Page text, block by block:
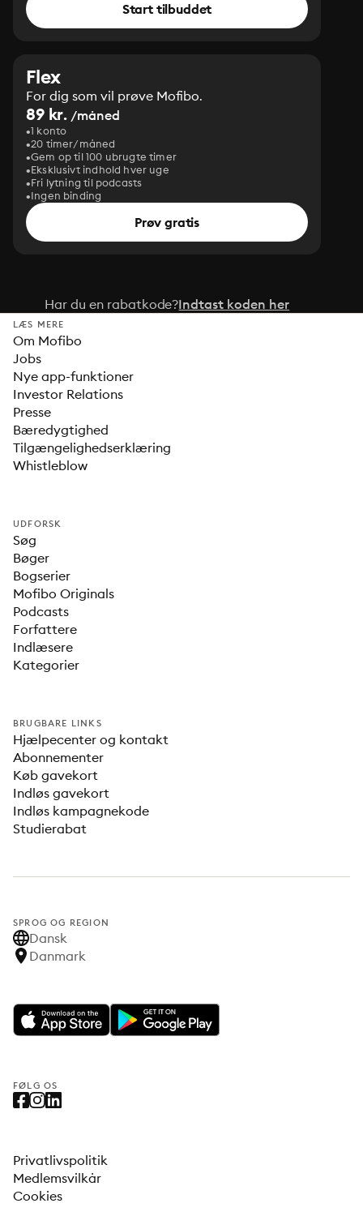
Start tilbuddet
Flex
For dig som vil prøve Mofibo.
89 kr. /måned
1 konto
20 timer/måned
Gem op til 100 ubrugte timer
Eksklusivt indhold hver uge
Fri lytning til podcasts
Ingen binding
Prøv gratis
Har du en rabatkode?Indtast koden her
LÆS MERE
Om Mofibo
Jobs
Nye app-funktioner
Investor Relations
Presse
Bæredygtighed
Tilgængelighedserklæring
Whistleblow
UDFORSK
Søg
Bøger
Bogserier
Mofibo Originals
Podcasts
Forfattere
Indlæsere
Kategorier
BRUGBARE LINKS
Hjælpecenter og kontakt
Abonnementer
Køb gavekort
Indløs gavekort
Indløs kampagnekode
Studierabat
SPROG OG REGION
Dansk
Danmark
FØLG OS
Privatlivspolitik
Medlemsvilkår
Cookies